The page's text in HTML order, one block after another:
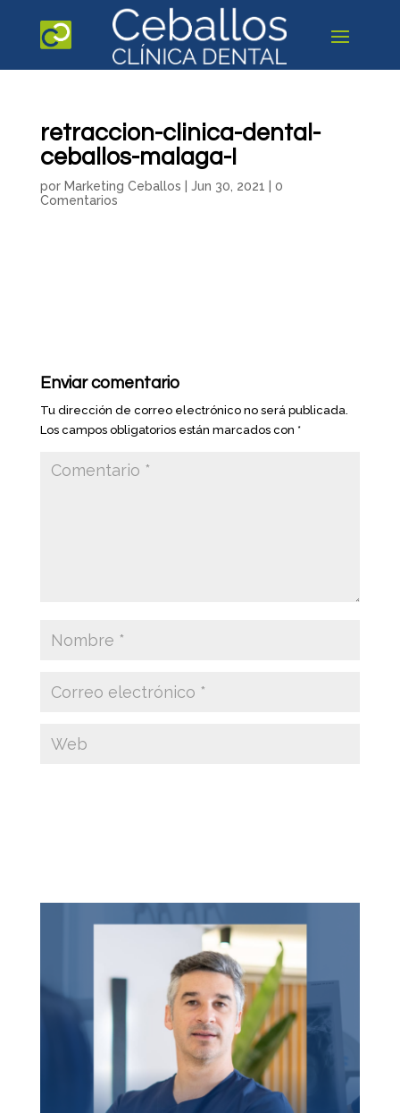
retraccion-clinica-dental-
ceballos-malaga-I
por Marketing Ceballos Jun 30, 2021
0
Comentarios
Enviar comentario
Tu dirección de correo electrónico no será publicada.
Los campos obligatorios están marcados con *